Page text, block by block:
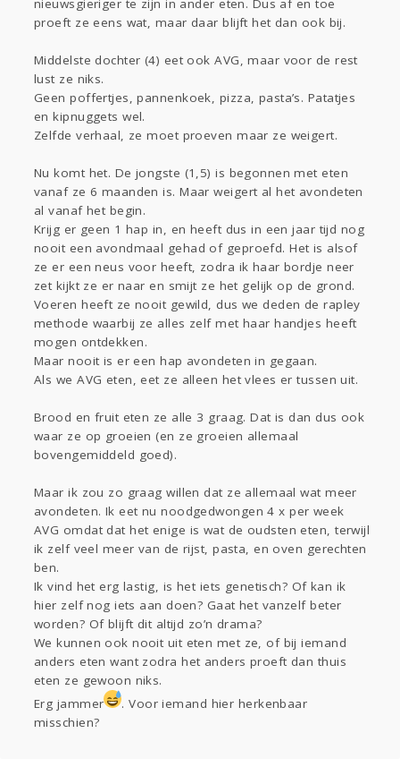
nieuwsgieriger te zijn in ander eten. Dus af en toe
proeft ze eens wat, maar daar blijft het dan ook bij.
Middelste dochter (4) eet ook AVG, maar voor de rest
lust ze niks.
Geen poffertjes, pannenkoek, pizza, pasta’s. Patatjes
en kipnuggets wel.
Zelfde verhaal, ze moet proeven maar ze weigert.
Nu komt het. De jongste (1,5) is begonnen met eten
vanaf ze 6 maanden is. Maar weigert al het avondeten
al vanaf het begin.
Krijg er geen 1 hap in, en heeft dus in een jaar tijd nog
nooit een avondmaal gehad of geproefd. Het is alsof
ze er een neus voor heeft, zodra ik haar bordje neer
zet kijkt ze er naar en smijt ze het gelijk op de grond.
Voeren heeft ze nooit gewild, dus we deden de rapley
methode waarbij ze alles zelf met haar handjes heeft
mogen ontdekken.
Maar nooit is er een hap avondeten in gegaan.
Als we AVG eten, eet ze alleen het vlees er tussen uit.
Brood en fruit eten ze alle 3 graag. Dat is dan dus ook
waar ze op groeien (en ze groeien allemaal
bovengemiddeld goed).
Maar ik zou zo graag willen dat ze allemaal wat meer
avondeten. Ik eet nu noodgedwongen 4 x per week
AVG omdat dat het enige is wat de oudsten eten, terwijl
ik zelf veel meer van de rijst, pasta, en oven gerechten
ben.
Ik vind het erg lastig, is het iets genetisch? Of kan ik
hier zelf nog iets aan doen? Gaat het vanzelf beter
worden? Of blijft dit altijd zo’n drama?
We kunnen ook nooit uit eten met ze, of bij iemand
anders eten want zodra het anders proeft dan thuis
eten ze gewoon niks.
Erg jammer
. Voor iemand hier herkenbaar
misschien?